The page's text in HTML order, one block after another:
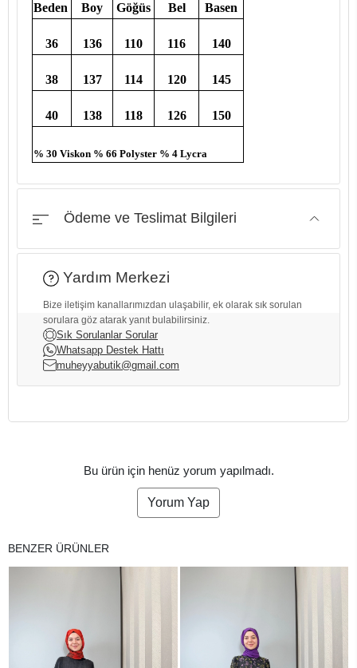
Beden Boy Göğüs Bel Basen
36 136 110 116 140
38 137 114 120 145
40 138 118 126 150
% 30 Viskon % 66 Polyster % 4 Lycra
Ödeme ve Teslimat Bilgileri
Yardım Merkezi
Bize iletişim kanallarımızdan ulaşabilir, ek olarak sık sorulan
sorulara göz atarak yanıt bulabilirsiniz.
Sık Sorulanlar Sorular
Whatsapp Destek Hattı
muheyyabutik@gmail.com
Bu ürün için henüz yorum yapılmadı.
Yorum Yap
BENZER ÜRÜNLER